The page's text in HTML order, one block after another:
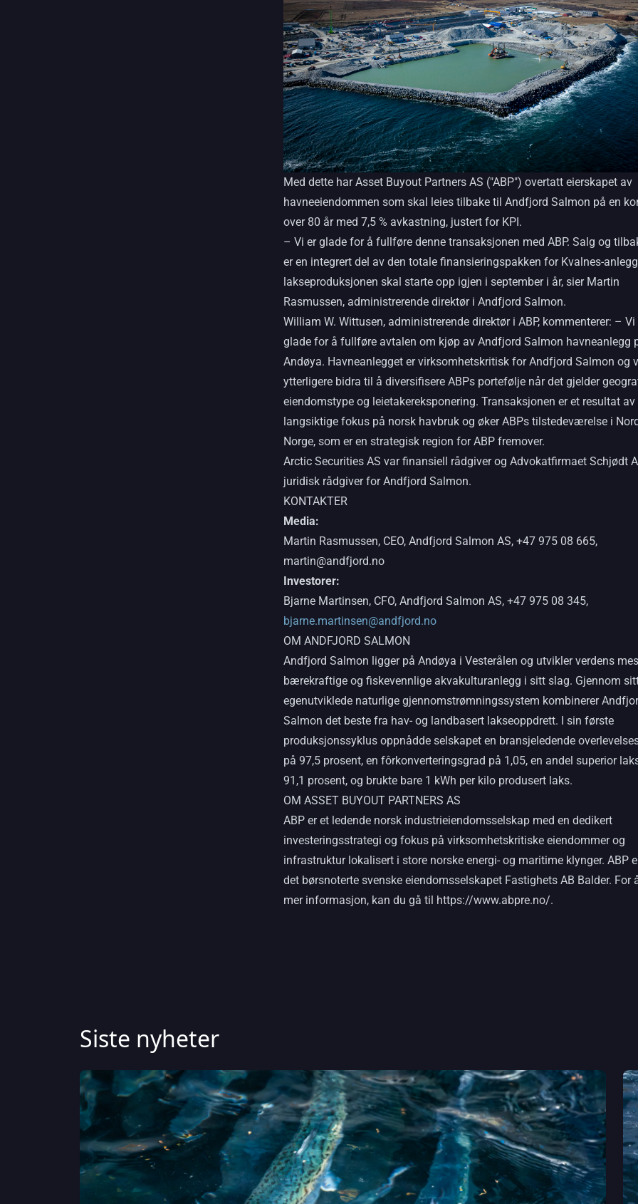
Med dette har Asset Buyout Partners AS ("ABP") overtatt eierskapet av
havneeiendommen som skal leies tilbake til Andfjord Salmon på en
over 80 år med 7,5 % avkastning, justert for KPI.
– Vi er glade for å fullføre denne transaksjonen med ABP. Salg og
er en integrert del av den totale finansieringspakken for Kvalnes-
lakseproduksjonen skal starte opp igjen i september i år, sier Martin
Rasmussen, administrerende direktør i Andfjord Salmon.
William W. Wittusen, administrerende direktør i ABP, kommenterer: – Vi
glade for å fullføre avtalen om kjøp av Andfjord Salmon havneanlegg
Andøya. Havneanlegget er virksomhetskritisk for Andfjord Salmon og
ytterligere bidra til å diversifisere ABPs portefølje når det gjelder
eiendomstype og leietakereksponering. Transaksjonen er et resultat av
langsiktige fokus på norsk havbruk og øker ABPs tilstedeværelse i
Norge, som er en strategisk region for ABP fremover.
Arctic Securities AS var finansiell rådgiver og Advokatfirmaet Schjødt
juridisk rådgiver for Andfjord Salmon.
KONTAKTER
Media:
Martin Rasmussen, CEO, Andfjord Salmon AS, +47 975 08 665,
martin@andfjord.no
Investorer:
Bjarne Martinsen, CFO, Andfjord Salmon AS, +47 975 08 345,
bjarne.martinsen@andfjord.no
OM ANDFJORD SALMON
Andfjord Salmon ligger på Andøya i Vesterålen og utvikler verdens
bærekraftige og fiskevennlige akvakulturanlegg i sitt slag. Gjennom
egenutviklede naturlige gjennomstrømningssystem kombinerer
Salmon det beste fra hav- og landbasert lakseoppdrett. I sin første
produksjonssyklus oppnådde selskapet en bransjeledende
på 97,5 prosent, en fôrkonverteringsgrad på 1,05, en andel superior
91,1 prosent, og brukte bare 1 kWh per kilo produsert laks.
OM ASSET BUYOUT PARTNERS AS
ABP er et ledende norsk industrieiendomsselskap med en dedikert
investeringsstrategi og fokus på virksomhetskritiske eiendommer og
infrastruktur lokalisert i store norske energi- og maritime klynger. ABP
det børsnoterte svenske eiendomsselskapet Fastighets AB Balder. For
mer informasjon, kan du gå til https://www.abpre.no/.
Siste nyheter